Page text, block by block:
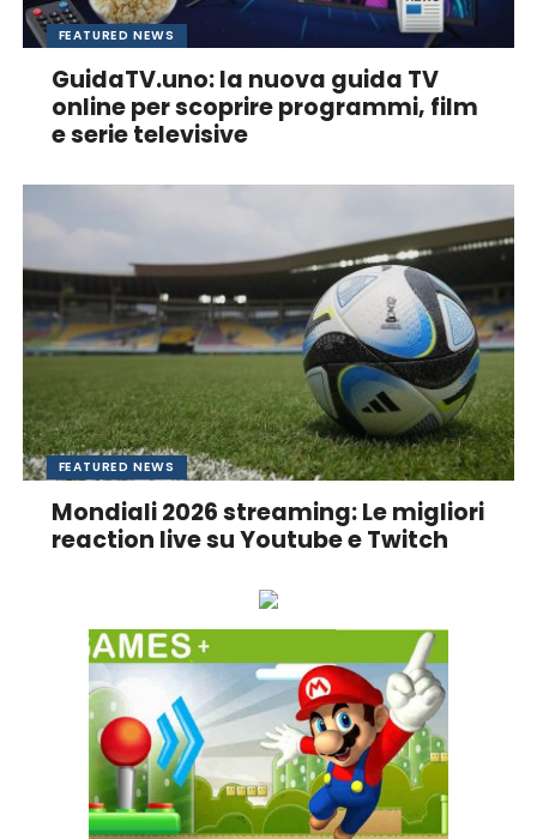
FEATURED NEWS
GuidaTV.uno: la nuova guida TV
online per scoprire programmi, film
e serie televisive
FEATURED NEWS
Mondiali 2026 streaming: Le migliori
reaction live su Youtube e Twitch